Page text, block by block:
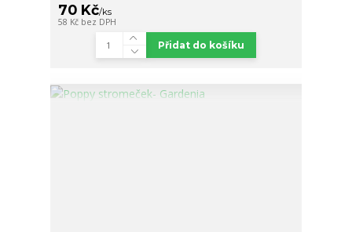
70 Kč/ks
58 Kč bez DPH
Přidat do košíku